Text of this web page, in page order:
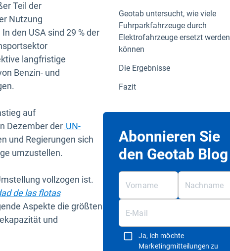
Teil der
Nutzung
den USA sind 29 % der
langfristige
Benzin- und
auf
Dezember der UN-
und Regierungen sich
umzustellen.
vollzogen ist.
de las flotas
Aspekte die größten
und
Geotab untersucht, wie viele
Fuhrparkfahrzeuge durch
Elektrofahrzeuge ersetzt werden
können
Die Ergebnisse
Fazit
Abonnieren Sie
den Geotab Blog
Ja, ich möchte
Marketingmitteilungen zu